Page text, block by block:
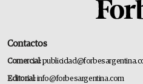
Contactos
Comercial:
Editorial:info@forbesargentina.com